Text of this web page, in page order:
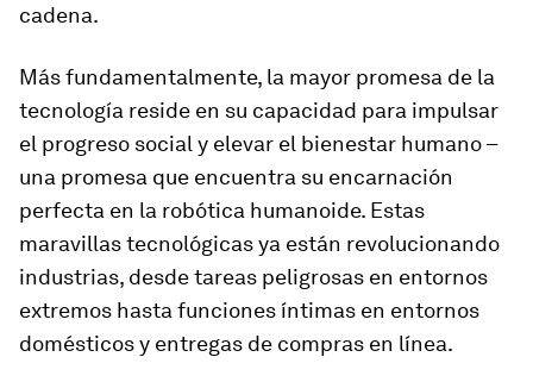
cadena.
Más fundamentalmente, la mayor promesa de la
tecnología reside en su capacidad para impulsar
el progreso social y elevar el bienestar humano –
una promesa que encuentra su encarnación
perfecta en la robótica humanoide. Estas
maravillas tecnológicas ya están revolucionando
industrias, desde tareas peligrosas en entornos
extremos hasta funciones íntimas en entornos
domésticos y entregas de compras en línea.